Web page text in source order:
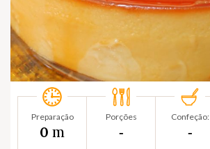
Preparação
0 m
Porções
‐
Confeção:
‐